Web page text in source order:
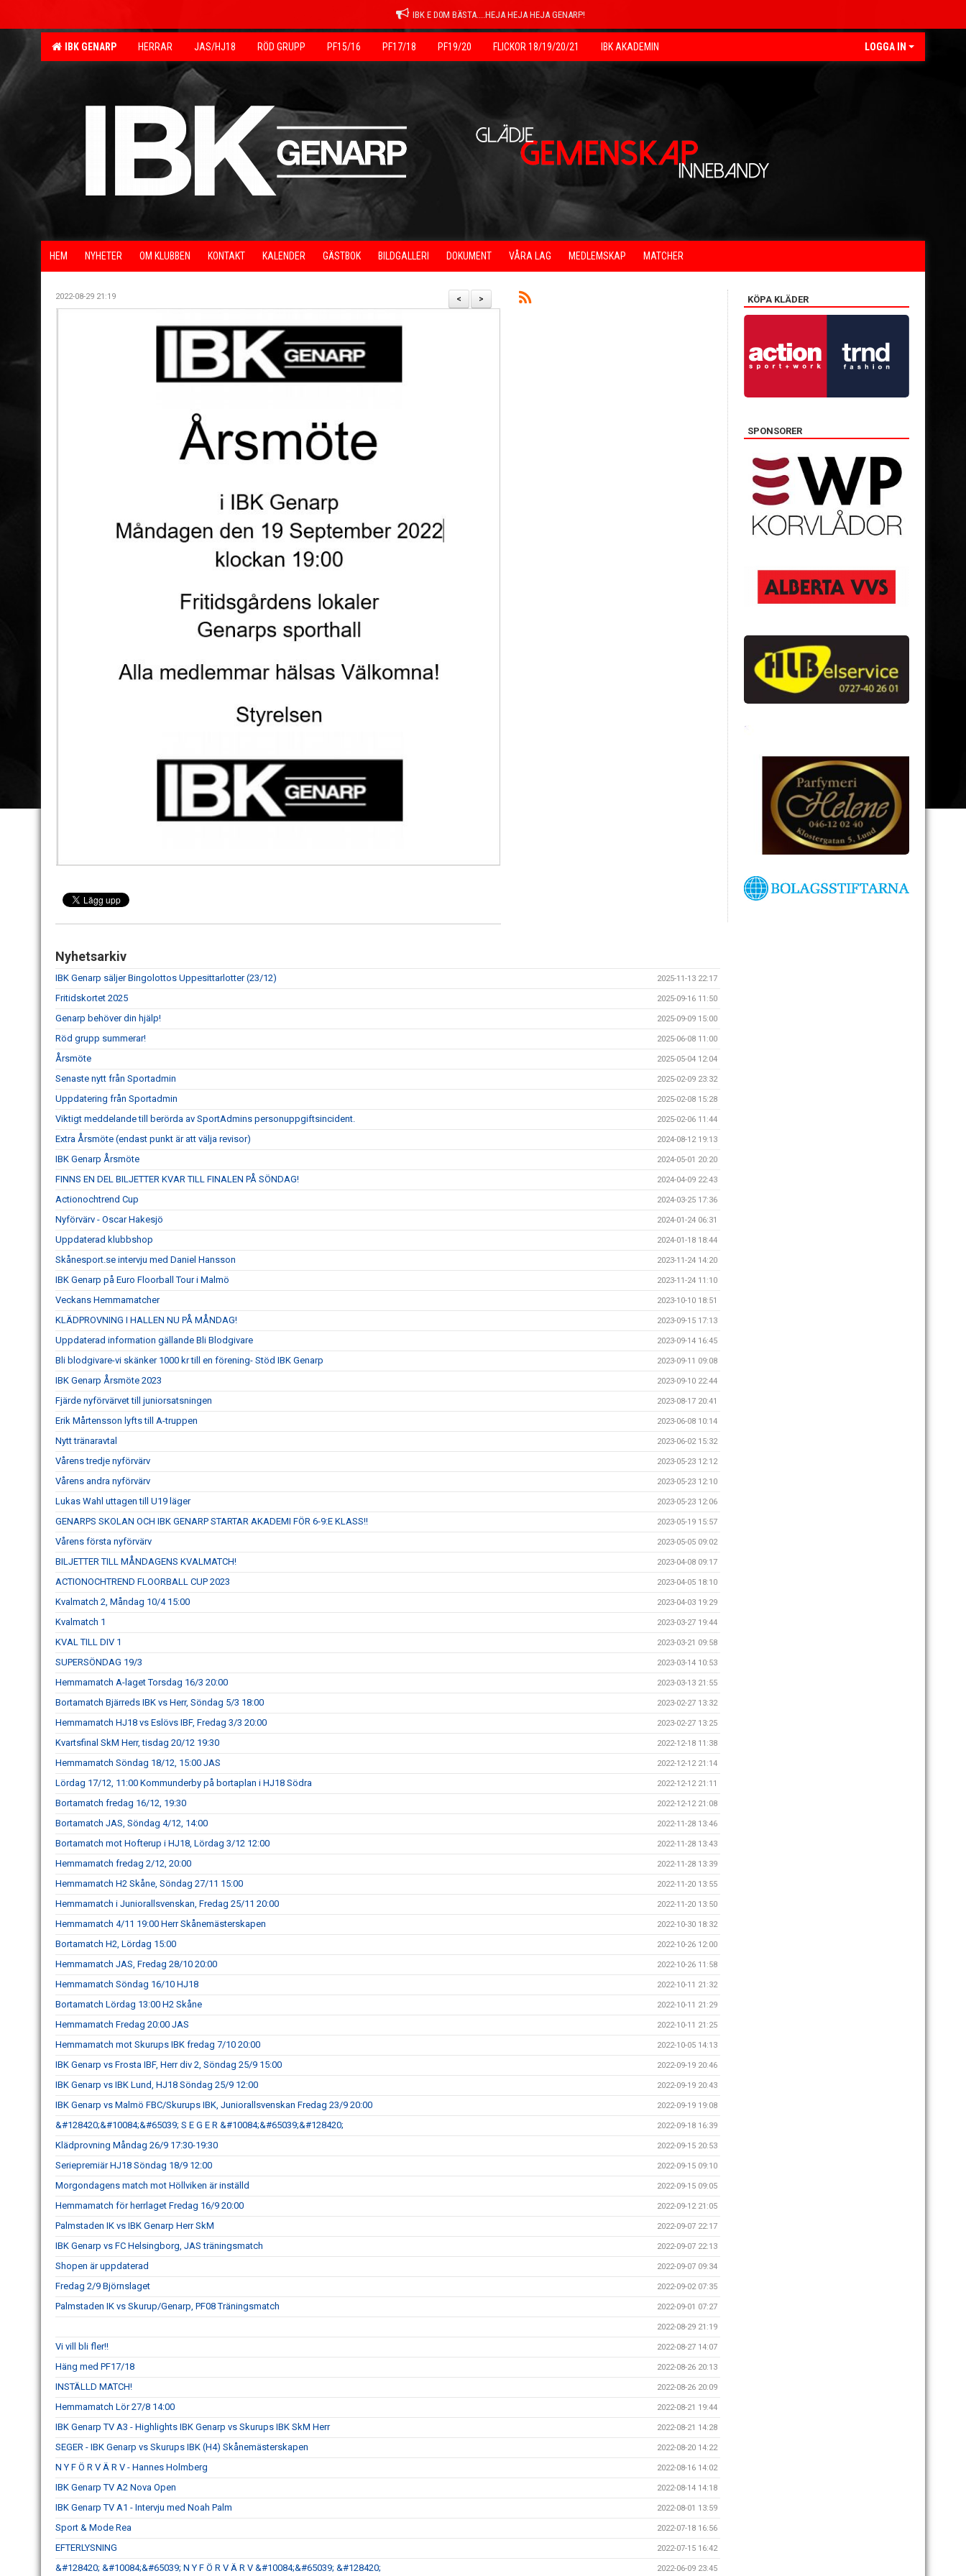
IBK E D0M BÄSTA....HEJA HEJA HEJA GENARP!
IBK GENARP HERRAR JAS/HJ18 RÖD GRUPP PF15/16 PF17/18 PF19/20 FLICKOR 18/19/20/21 IBK AKADEMIN LOGGA IN
HEM NYHETER OM KLUBBEN KONTAKT KALENDER GÄSTBOK BILDGALLERI DOKUMENT VÅRA LAG MEDLEMSKAP MATCHER
>
<
2022-08-29 21:19
Nyhetsarkiv
IBK Genarp säljer Bingolottos Uppesittarlotter (23/12) 2025-11-13 22:17
Fritidskortet 2025 2025-09-16 11:50
Genarp behöver din hjälp! 2025-09-09 15:00
Röd grupp summerar! 2025-06-08 11:00
Årsmöte 2025-05-04 12:04
Senaste nytt från Sportadmin 2025-02-09 23:32
Uppdatering från Sportadmin 2025-02-08 15:28
Viktigt meddelande till berörda av SportAdmins personuppgiftsincident. 2025-02-06 11:44
Extra Årsmöte (endast punkt är att välja revisor) 2024-08-12 19:13
IBK Genarp Årsmöte 2024-05-01 20:20
FINNS EN DEL BILJETTER KVAR TILL FINALEN PÅ SÖNDAG! 2024-04-09 22:43
Actionochtrend Cup 2024-03-25 17:36
Nyförvärv - Oscar Hakesjö 2024-01-24 06:31
Uppdaterad klubbshop 2024-01-18 18:44
Skånesport.se intervju med Daniel Hansson 2023-11-24 14:20
IBK Genarp på Euro Floorball Tour i Malmö 2023-11-24 11:10
Veckans Hemmamatcher 2023-10-10 18:51
KLÄDPROVNING I HALLEN NU PÅ MÅNDAG! 2023-09-15 17:13
Uppdaterad information gällande Bli Blodgivare 2023-09-14 16:45
Bli blodgivare-vi skänker 1000 kr till en förening- Stöd IBK Genarp 2023-09-11 09:08
IBK Genarp Årsmöte 2023 2023-09-10 22:44
Fjärde nyförvärvet till juniorsatsningen 2023-08-17 20:41
Erik Mårtensson lyfts till A-truppen 2023-06-08 10:14
Nytt tränaravtal 2023-06-02 15:32
Vårens tredje nyförvärv 2023-05-23 12:12
Vårens andra nyförvärv 2023-05-23 12:10
Lukas Wahl uttagen till U19 läger 2023-05-23 12:06
GENARPS SKOLAN OCH IBK GENARP STARTAR AKADEMI FÖR 6-9:E KLASS!! 2023-05-19 15:57
Vårens första nyförvärv 2023-05-05 09:02
BILJETTER TILL MÅNDAGENS KVALMATCH! 2023-04-08 09:17
ACTIONOCHTREND FLOORBALL CUP 2023 2023-04-05 18:10
Kvalmatch 2, Måndag 10/4 15:00 2023-04-03 19:29
Kvalmatch 1 2023-03-27 19:44
KVAL TILL DIV 1 2023-03-21 09:58
SUPERSÖNDAG 19/3 2023-03-14 10:53
Hemmamatch A-laget Torsdag 16/3 20:00 2023-03-13 21:55
Bortamatch Bjärreds IBK vs Herr, Söndag 5/3 18:00 2023-02-27 13:32
Hemmamatch HJ18 vs Eslövs IBF, Fredag 3/3 20:00 2023-02-27 13:25
Kvartsfinal SkM Herr, tisdag 20/12 19:30 2022-12-18 11:38
Hemmamatch Söndag 18/12, 15:00 JAS 2022-12-12 21:14
Lördag 17/12, 11:00 Kommunderby på bortaplan i HJ18 Södra 2022-12-12 21:11
Bortamatch fredag 16/12, 19:30 2022-12-12 21:08
Bortamatch JAS, Söndag 4/12, 14:00 2022-11-28 13:46
Bortamatch mot Hofterup i HJ18, Lördag 3/12 12:00 2022-11-28 13:43
Hemmamatch fredag 2/12, 20:00 2022-11-28 13:39
Hemmamatch H2 Skåne, Söndag 27/11 15:00 2022-11-20 13:55
Hemmamatch i Juniorallsvenskan, Fredag 25/11 20:00 2022-11-20 13:50
Hemmamatch 4/11 19:00 Herr Skånemästerskapen 2022-10-30 18:32
Bortamatch H2, Lördag 15:00 2022-10-26 12:00
Hemmamatch JAS, Fredag 28/10 20:00 2022-10-26 11:58
Hemmamatch Söndag 16/10 HJ18 2022-10-11 21:32
Bortamatch Lördag 13:00 H2 Skåne 2022-10-11 21:29
Hemmamatch Fredag 20:00 JAS 2022-10-11 21:25
Hemmamatch mot Skurups IBK fredag 7/10 20:00 2022-10-05 14:13
IBK Genarp vs Frosta IBF, Herr div 2, Söndag 25/9 15:00 2022-09-19 20:46
IBK Genarp vs IBK Lund, HJ18 Söndag 25/9 12:00 2022-09-19 20:43
IBK Genarp vs Malmö FBC/Skurups IBK, Juniorallsvenskan Fredag 23/9 20:00 2022-09-19 19:08
&#128420;&#10084;&#65039; S E G E R &#10084;&#65039;&#128420; 2022-09-18 16:39
Klädprovning Måndag 26/9 17:30-19:30 2022-09-15 20:53
Seriepremiär HJ18 Söndag 18/9 12:00 2022-09-15 09:10
Morgondagens match mot Höllviken är inställd 2022-09-15 09:05
Hemmamatch för herrlaget Fredag 16/9 20:00 2022-09-12 21:05
Palmstaden IK vs IBK Genarp Herr SkM 2022-09-07 22:17
IBK Genarp vs FC Helsingborg, JAS träningsmatch 2022-09-07 22:13
Shopen är uppdaterad 2022-09-07 09:34
Fredag 2/9 Björnslaget 2022-09-02 07:35
Palmstaden IK vs Skurup/Genarp, PF08 Träningsmatch 2022-09-01 07:27
2022-08-29 21:19
Vi vill bli fler!! 2022-08-27 14:07
Häng med PF17/18 2022-08-26 20:13
INSTÄLLD MATCH! 2022-08-26 20:09
Hemmamatch Lör 27/8 14:00 2022-08-21 19:44
IBK Genarp TV A3 - Highlights IBK Genarp vs Skurups IBK SkM Herr 2022-08-21 14:28
SEGER - IBK Genarp vs Skurups IBK (H4) Skånemästerskapen 2022-08-20 14:22
N Y F Ö R V Ä R V - Hannes Holmberg 2022-08-16 14:02
IBK Genarp TV A2 Nova Open 2022-08-14 14:18
IBK Genarp TV A1 - Intervju med Noah Palm 2022-08-01 13:59
Sport & Mode Rea 2022-07-18 16:56
EFTERLYSNING 2022-07-15 16:42
&#128420; &#10084;&#65039; N Y F Ö R V Ä R V &#10084;&#65039; &#128420; 2022-06-09 23:45
KÖPA KLÄDER
SPONSORER